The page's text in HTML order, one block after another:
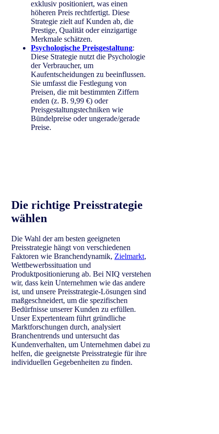
exklusiv positioniert, was einen
höheren Preis rechtfertigt. Diese
Strategie zielt auf Kunden ab, die
Prestige, Qualität oder einzigartige
Merkmale schätzen.
Psychologische Preisgestaltung:
Diese Strategie nutzt die Psychologie
der Verbraucher, um
Kaufentscheidungen zu beeinflussen.
Sie umfasst die Festlegung von
Preisen, die mit bestimmten Ziffern
enden (z. B. 9,99 €) oder
Preisgestaltungstechniken wie
Bündelpreise oder ungerade/gerade
Preise.
Die richtige Preisstrategie
wählen
Die Wahl der am besten geeigneten
Preisstrategie hängt von verschiedenen
Faktoren wie Branchendynamik, Zielmarkt,
Wettbewerbssituation und
Produktpositionierung ab. Bei NIQ verstehen
wir, dass kein Unternehmen wie das andere
ist, und unsere Preisstrategie-Lösungen sind
maßgeschneidert, um die spezifischen
Bedürfnisse unserer Kunden zu erfüllen.
Unser Expertenteam führt gründliche
Marktforschungen durch, analysiert
Branchentrends und untersucht das
Kundenverhalten, um Unternehmen dabei zu
helfen, die geeignetste Preisstrategie für ihre
individuellen Gegebenheiten zu finden.